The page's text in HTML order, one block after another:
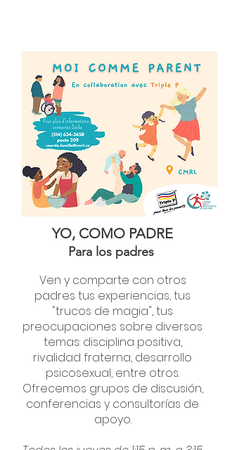
YO, COMO PADRE
Para los padres
Ven y comparte con otros
padres tus experiencias, tus
"trucos de magia", tus
preocupaciones sobre diversos
temas: disciplina positiva,
rivalidad fraterna, desarrollo
psicosexual, entre otros.
Ofrecemos grupos de discusión,
conferencias y consultorías de
apoyo.